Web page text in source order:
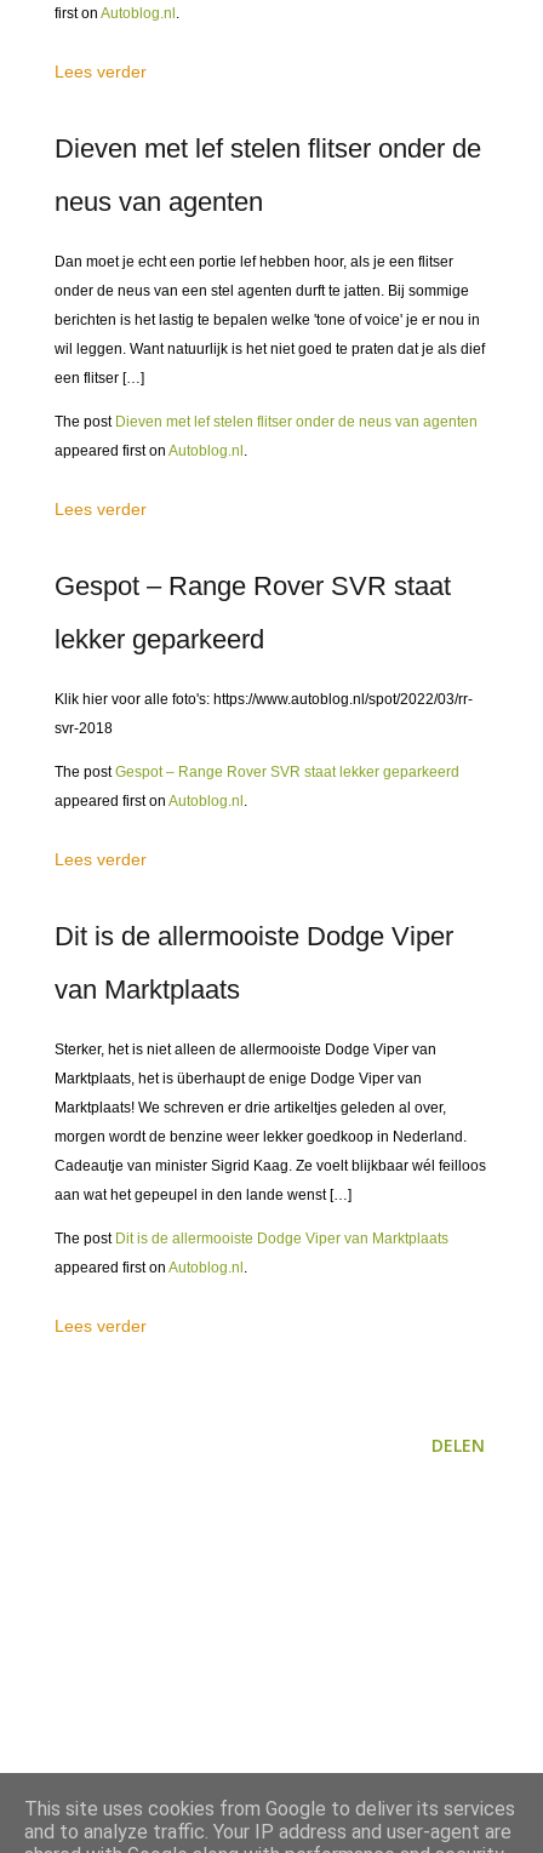
first on Autoblog.nl .
Lees verder
Dieven met lef stelen flitser onder de
neus van agenten
Dan moet je echt een portie lef hebben hoor, als je een flitser
onder de neus van een stel agenten durft te jatten. Bij sommige
berichten is het lastig te bepalen welke 'tone of voice' je er nou in
wil leggen. Want natuurlijk is het niet goed te praten dat je als dief
een flitser […]
The post Dieven met lef stelen flitser onder de neus van agenten
appeared first on Autoblog.nl .
Lees verder
Gespot – Range Rover SVR staat
lekker geparkeerd
Klik hier voor alle foto's: https://www.autoblog.nl/spot/2022/03/rr-
svr-2018
The postGespot – Range Rover SVR staat lekker geparkeerd
appeared first on Autoblog.nl .
Lees verder
Dit is de allermooiste Dodge Viper
van Marktplaats
Sterker, het is niet alleen de allermooiste Dodge Viper van
Marktplaats, het is überhaupt de enige Dodge Viper van
Marktplaats! We schreven er drie artikeltjes geleden al over,
morgen wordt de benzine weer lekker goedkoop in Nederland.
Cadeautje van minister Sigrid Kaag. Ze voelt blijkbaar wél feilloos
aan wat het gepeupel in den lande wenst […]
The post Dit is de allermooiste Dodge Viper van Marktplaats
appeared first on Autoblog.nl .
Lees verder
DELEN
This site uses cookies from Google to deliver its services
and to analyze traffic. Your IP address and user-agent are